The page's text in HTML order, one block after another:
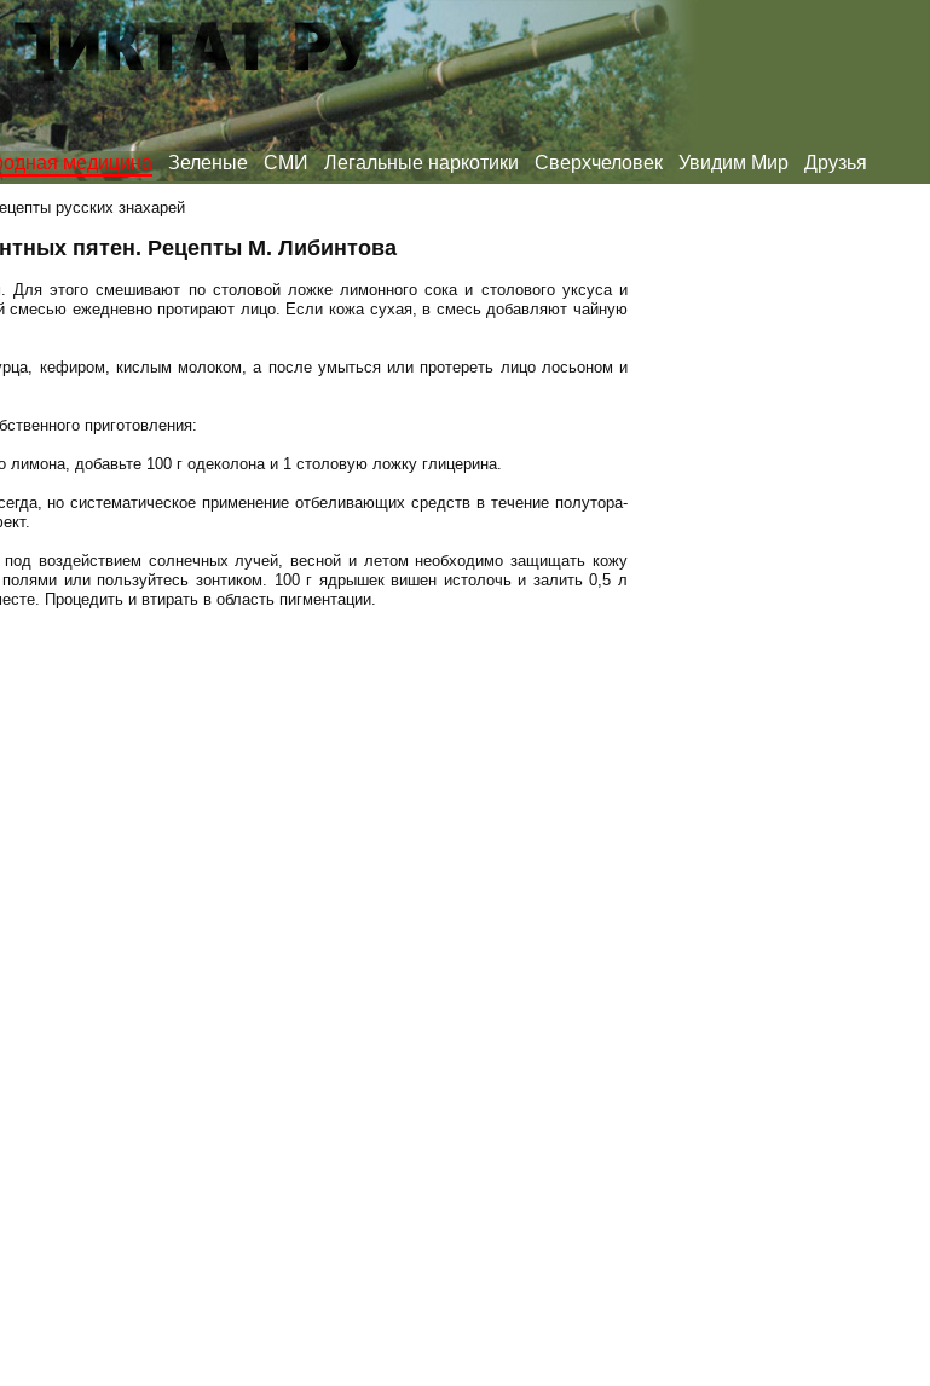
медицина Зеленые СМИ Легальные наркотики Сверхчеловек Увидим Мир Друзья
русских знахарей
пятен. Рецепты М. Либинтова
этого смешивают по столовой ложке лимонного сока и столового уксуса и
смесью ежедневно протирают лицо. Если кожа сухая, в смесь добавляют чайную
кефиром, кислым молоком, а после умыться или протереть лицо лосьоном и
приготовления:
добавьте 100 г одеколона и 1 столовую ложку глицерина.
но систематическое применение отбеливающих средств в течение полутора-
под воздействием солнечных лучей, весной и летом необходимо защищать кожу
или пользуйтесь зонтиком. 100 г ядрышек вишен истолочь и залить 0,5 л
Процедить и втирать в область пигментации.